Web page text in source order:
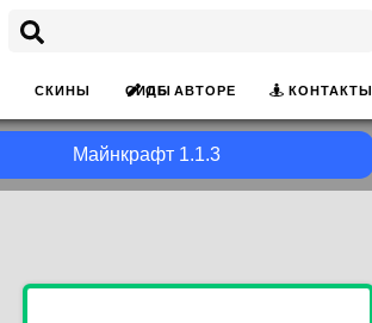
СКИНЫ СИДЫОБ АВТОРЕ КОНТАКТЫ
Майнкрафт 1.1.3